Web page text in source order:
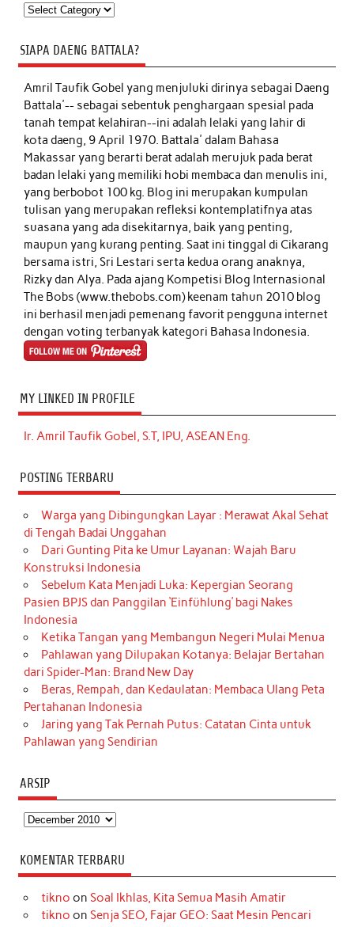
Kategori
SIAPA DAENG BATTALA?
Amril Taufik Gobelyang menjuluki dirinya sebagai Daeng
Battala'-- sebagai sebentuk penghargaan spesial pada
tanah tempat kelahiran--ini adalah lelaki yang lahir di
kota daeng, 9 April 1970. Battala' dalam Bahasa
Makassar yang berarti berat adalah merujuk pada berat
badan lelaki yang memiliki hobi membaca dan menulis ini,
yang berbobot 100 kg. Blog ini merupakan kumpulan
tulisan yang merupakan refleksi kontemplatifnya atas
suasana yang ada disekitarnya, baik yang penting,
maupun yang kurang penting. Saat ini tinggal di Cikarang
bersama istri, Sri Lestari serta kedua orang anaknya,
Rizky dan Alya. Pada ajang Kompetisi Blog Internasional
The Bobs (www.thebobs.com) keenam tahun 2010 blog
ini berhasil menjadi pemenang favorit pengguna internet
dengan voting terbanyak kategori Bahasa Indonesia.
MY LINKED IN PROFILE
Ir. Amril Taufik Gobel, S.T, IPU, ASEAN Eng.
POSTING TERBARU
Warga yang Dibingungkan Layar : Merawat Akal Sehat
di Tengah Badai Unggahan
Dari Gunting Pita ke Umur Layanan: Wajah Baru
Konstruksi Indonesia
Sebelum Kata Menjadi Luka: Kepergian Seorang
Pasien BPJS dan Panggilan ‘Einfühlung’ bagi Nakes
Indonesia
Ketika Tangan yang Membangun Negeri Mulai Menua
Pahlawan yang Dilupakan Kotanya: Belajar Bertahan
dari Spider-Man: Brand New Day
Beras, Rempah, dan Kedaulatan: Membaca Ulang Peta
Pertahanan Indonesia
Jaring yang Tak Pernah Putus: Catatan Cinta untuk
Pahlawan yang Sendirian
ARSIP
Arsip
KOMENTAR TERBARU
tikno on Soal Ikhlas, Kita Semua Masih Amatir
tikno on Senja SEO, Fajar GEO: Saat Mesin Pencari